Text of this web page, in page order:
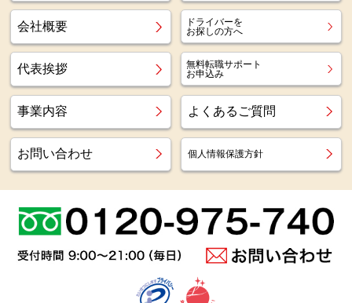
会社概要
ドライバーを
お探しの方へ
代表挨拶
無料転職サポート
お申込み
事業内容 よくあるご質問
お問い合わせ 個人情報保護方針